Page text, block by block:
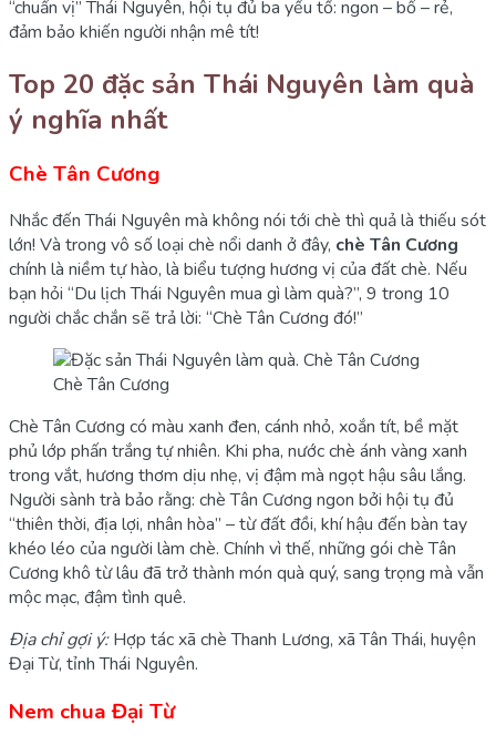
“chuẩn vị” Thái Nguyên, hội tụ đủ ba yếu tố: ngon – bổ – rẻ,
đảm bảo khiến người nhận mê tít!
Top 20 đặc sản Thái Nguyên làm quà
ý nghĩa nhất
Chè Tân Cương
Nhắc đến Thái Nguyên mà không nói tới chè thì quả là thiếu sót
lớn! Và trong vô số loại chè nổi danh ở đây, chè Tân Cương
chính là niềm tự hào, là biểu tượng hương vị của đất chè. Nếu
bạn hỏi “Du lịch Thái Nguyên mua gì làm quà?”, 9 trong 10
người chắc chắn sẽ trả lời: “Chè Tân Cương đó!”
Chè Tân Cương
Chè Tân Cương có màu xanh đen, cánh nhỏ, xoắn tít, bề mặt
phủ lớp phấn trắng tự nhiên. Khi pha, nước chè ánh vàng xanh
trong vắt, hương thơm dịu nhẹ, vị đậm mà ngọt hậu sâu lắng.
Người sành trà bảo rằng: chè Tân Cương ngon bởi hội tụ đủ
“thiên thời, địa lợi, nhân hòa” – từ đất đồi, khí hậu đến bàn tay
khéo léo của người làm chè. Chính vì thế, những gói chè Tân
Cương khô từ lâu đã trở thành món quà quý, sang trọng mà vẫn
mộc mạc, đậm tình quê.
Địa chỉ gợi ý:Hợp tác xã chè Thanh Lương, xã Tân Thái, huyện
Đại Từ, tỉnh Thái Nguyên.
Nem chua Đại Từ